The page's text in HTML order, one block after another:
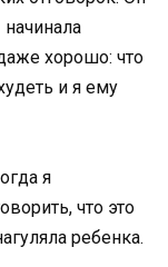
хорошо: что
и я ему
я
что это
ребенка.